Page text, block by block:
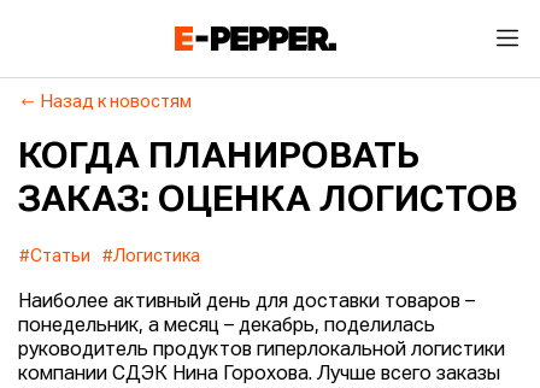
Назад к новостям
КОГДА ПЛАНИРОВАТЬ
ЗАКАЗ: ОЦЕНКА ЛОГИСТОВ
#Статьи #Логистика
Наиболее активный день для доставки товаров –
понедельник, а месяц – декабрь, поделилась
руководитель продуктов гиперлокальной логистики
компании СДЭК Нина Горохова. Лучше всего заказы